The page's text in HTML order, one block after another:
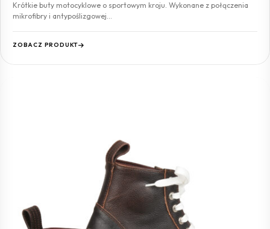
Krótkie buty motocyklowe o sportowym kroju. Wykonane z połączenia
mikrofibry i antypoślizgowej…
ZOBACZ PRODUKT